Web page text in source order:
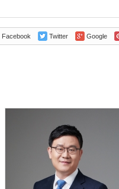
Facebook Twitter Google